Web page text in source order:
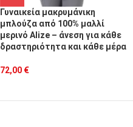
Γυναικεία μακρυμάνικη
μπλούζα από 100% μαλλί
μερινό Alize – άνεση για κάθε
δραστηριότητα και κάθε μέρα
72,00 €